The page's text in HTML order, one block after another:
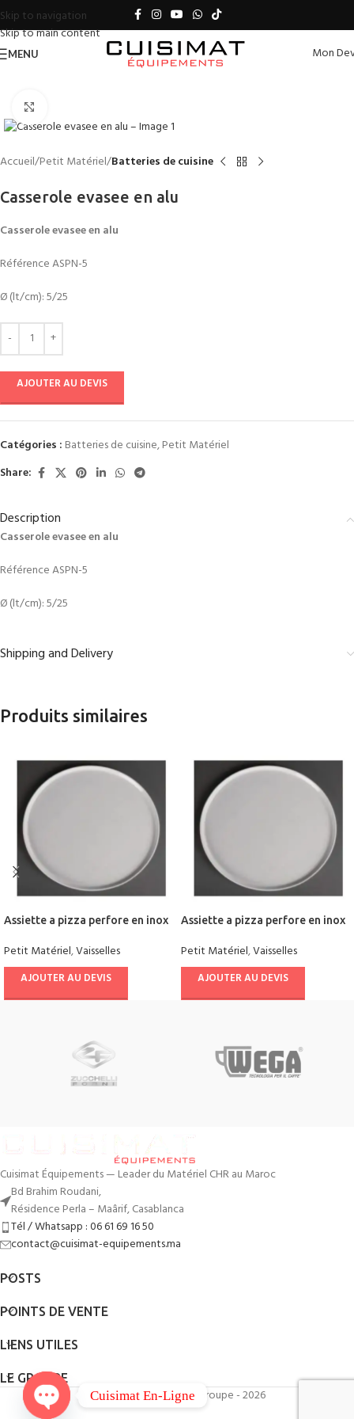
Skip to navigation
Skip to main content
MENU Mon
Accueil Petit Matériel Batteries de cuisine
Casserole evasee en alu
Casserole evasee en alu
Référence ASPN-5
Ø (lt/cm): 5/25
AJOUTER AU DEVIS
Catégories : Batteries de cuisine,Petit Matériel
Share:
Description
Casserole evasee en alu
Référence ASPN-5
Ø (lt/cm): 5/25
Shipping and Delivery
Produits similaires
Assiette a pizza perfore en inox
Petit Matériel,Vaisselles
AJOUTER AU DEVIS
Assiette a pizza perfore en inox
Petit Matériel,Vaisselles
AJOUTER AU DEVIS
Cuisimat Équipements — Leader du Matériel CHR au Maroc
Bd Brahim Roudani,
Résidence Perla – Maârif, Casablanca
Tél / Whatsapp : 06 61 69 16 50
contact@cuisimat-equipements.ma
POSTS
POINTS DE VENTE
LIENS UTILES
LE GROUPE
ByQodWeb- Cuisimat Groupe - 2026
Cuisimat En-Ligne